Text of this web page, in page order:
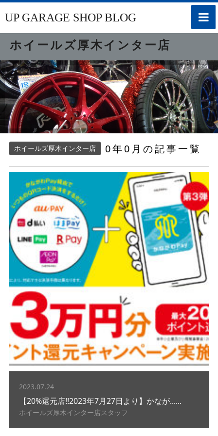
toggle
UP GARAGE SHOP BLOG
ホイールズ厚木インター店
ホイールズ厚木インター店 0年0月の記事一覧
2023.07.24
【20%還元店!!2023年7月27日より】かなが......
ホイールズ厚木インター店スタッフ